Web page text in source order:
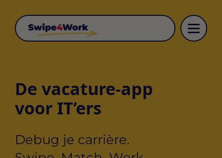
De vacature-app
voor IT’ers
Debug je carrière.